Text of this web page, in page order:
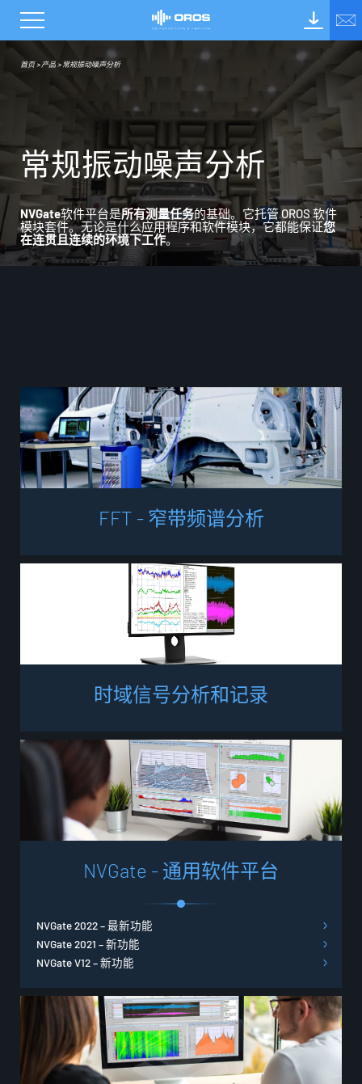
首页>产品 >常规振动噪声分析
常规振动噪声分析
NVGate软件平台是所有测量任务的基础。 它托管 OROS 软件
模块套件。无论是什么应用程序和软件模块，它都能保证您
在连贯且连续的环境下工作。
FFT - 窄带频谱分析
时域信号分析和记录
NVGate - 通用软件平台
NVGate 2022 – 最新功能
NVGate 2021 – 新功能
NVGate V12 – 新功能